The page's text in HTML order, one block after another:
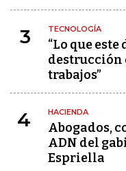
3 TECNOLOGÍA
“Lo que
destrucción
trabajos”
4 HACIENDA
Abogados,
ADN del
Espriella